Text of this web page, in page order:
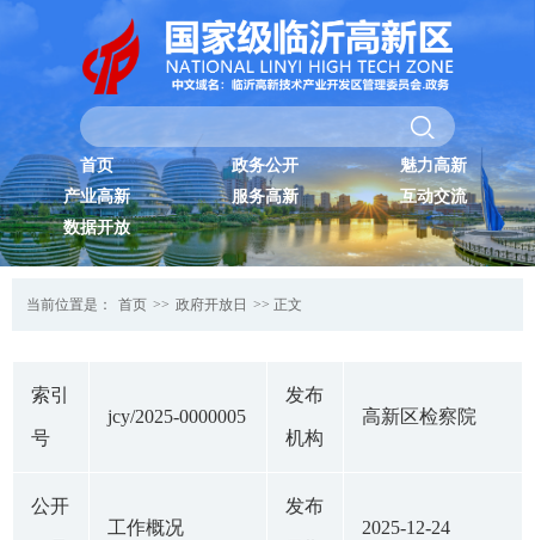
首页 政务公开
魅力高新
产业高新
服务高新
互动交流
数据开放
当前位置是： 首页 >> 政府开放日 >> 正文
索引
号
jcy/2025-0000005
发布
机构
高新区检察院
公开
工作概况
发布
2025-12-24